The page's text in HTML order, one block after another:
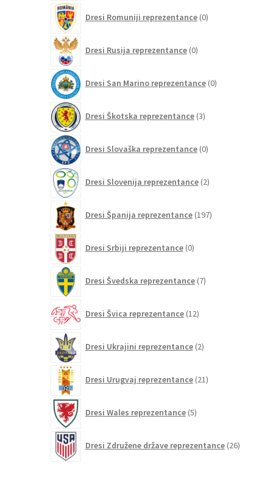
Dresi Romuniji reprezentance 0izdelkov
Dresi Rusija reprezentance 0izdelkov
Dresi San Marino reprezentance 0izdelkov
Dresi Škotska reprezentance 3izdelki
Dresi Slovaška reprezentance 0izdelkov
Dresi Slovenija reprezentance 2izdelka
Dresi Španija reprezentance 197izdelkov
Dresi Srbiji reprezentance 0izdelkov
Dresi Švedska reprezentance 7izdelkov
Dresi Švica reprezentance 12izdelkov
Dresi Ukrajini reprezentance 2izdelka
Dresi Urugvaj reprezentance 21izdelkov
Dresi Wales reprezentance 5izdelkov
Dresi Združene države reprezentance 26izdelkov